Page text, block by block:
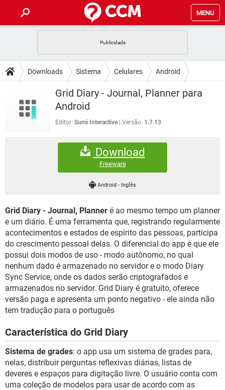
MENU
CELULAR FACEBOOK
EXCEL
INSTAGRAM
GUIA DE COMPRAS
DICAS
JOGOS WHATSAPP
CELULAR FACEBOOK
OUTLOOK
JOGOS
FACEBOOK
EXCEL
GMAIL
FÓRUM
FACEBOOK
EXCEL
GMAIL
WHATSAPP
INSTAGRAM GMAIL
GUIA DE COMPRAS
Downloads Sistema Celulares Android
Grid Diary - Journal, Planner para
Android
Editor: Sumi Interactive Versão: 1.7.13
Download
Freeware
Android- Inglês
Grid Diary - Journal, Planner é ao mesmo tempo um planner
e um diário. É uma ferramenta que, registrando regularmente
acontecimentos e estados de espírito das pessoas, participa
do crescimento pessoal delas. O diferencial do app é que ele
possui dois modos de uso - modo autônomo, no qual
nenhum dado é armazenado no servidor e o modo Diary
Sync Service, onde os dados serão criptografados e
armazenados no servidor. Grid Diary é gratuito, oferece
versão paga e apresenta um ponto negativo - ele ainda não
tem tradução para o português
Característica do Grid Diary
Sistema de grades: o app usa um sistema de grades para,
nelas, distribuir perguntas reflexivas diárias, listas de
deveres e espaços para digitação livre. O usuário conta com
uma coleção de modelos para usar de acordo com as